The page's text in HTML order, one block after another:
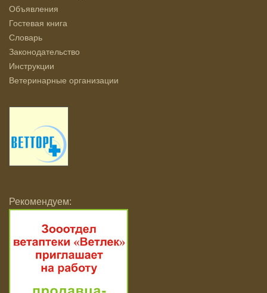
Объявления
Гостевая книга
Словарь
Законодательство
Инструкции
Ветеринарные организации
Рекомендуем: